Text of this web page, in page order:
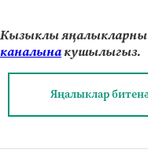
Кызыклы яңалыкларны
каналынакушылыгыз.
Яңалыклар битенә